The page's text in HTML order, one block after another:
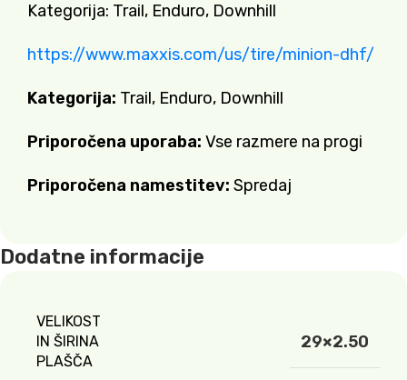
Kategorija: Trail, Enduro, Downhill
https://www.maxxis.com/us/tire/minion-dhf/
Kategorija: Trail, Enduro, Downhill
Priporočena uporaba: Vse razmere na progi
Priporočena namestitev: Spredaj
Dodatne informacije
VELIKOST
IN ŠIRINA
PLAŠČA
29×2.50